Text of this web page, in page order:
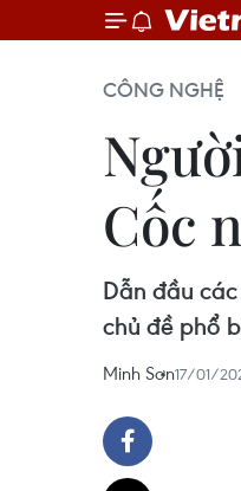
CÔNG NGHỆ
Cốc
Dẫn đầu
chủ đề phổ
Minh Sơn17/01/